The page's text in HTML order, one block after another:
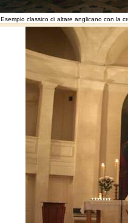
Esempio classico di altare anglicano con la